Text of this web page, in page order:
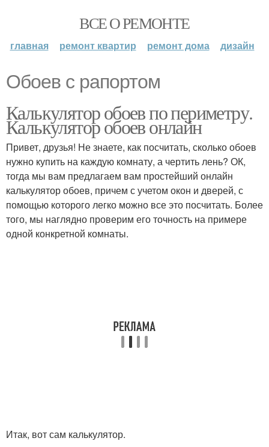
ВСЕ О РЕМОНТЕ
главная ремонт квартир ремонт дома дизайн
Обоев с рапортом
Калькулятор обоев по периметру.
Калькулятор обоев онлайн
Привет, друзья! Не знаете, как посчитать, сколько обоев
нужно купить на каждую комнату, а чертить лень? ОК,
тогда мы вам предлагаем вам простейший онлайн
калькулятор обоев, причем с учетом окон и дверей, с
помощью которого легко можно все это посчитать. Более
того, мы наглядно проверим его точность на примере
одной конкретной комнаты.
Итак, вот сам калькулятор.